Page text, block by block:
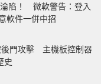
陷！ 微軟警告：登入
軟件一併中招
後門攻擊 主機板控制器
史